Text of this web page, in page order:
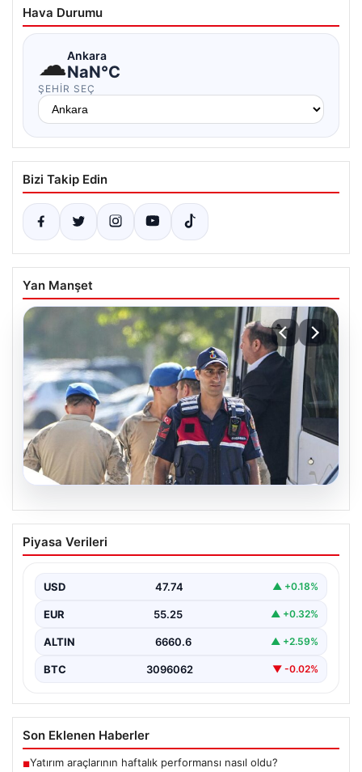
Hava Durumu
☁Ankara
NaN°C
ŞEHIR SEÇ
Bizi Takip Edin
Yan Manşet
Menderes Belediye Başkanı İlkay Çiçek
ve Çok Sayıda Kişi Tutuklandı
soruşturma kapsamında, Belediye Başkanı İlkay Çiçek
ve…
Piyasa Verileri
USD 47.74 ▲ +0.18%
EUR 55.25 ▲ +0.32%
ALTIN 6660.6 ▲ +2.59%
BTC 3096062 ▼ -0.02%
Son Eklenen Haberler
■Yatırım araçlarının haftalık performansı nasıl oldu?